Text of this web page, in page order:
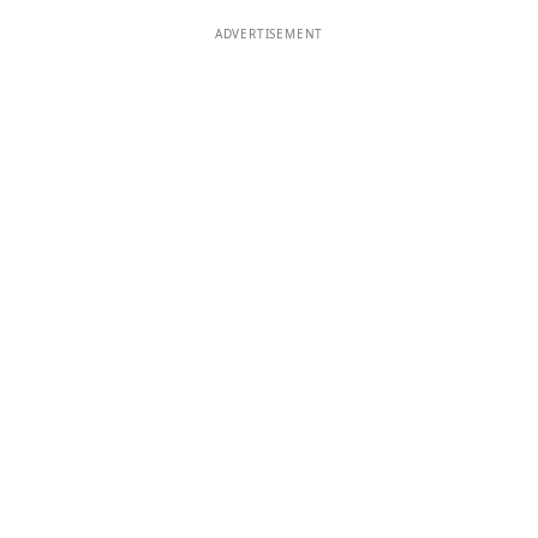
ADVERTISEMENT